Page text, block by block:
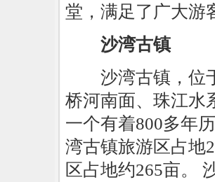
堂，满足了广大游
沙湾古镇
沙湾古镇，位
桥河南面、珠江水
一个有着800多年
湾古镇旅游区占地
区占地约265亩。